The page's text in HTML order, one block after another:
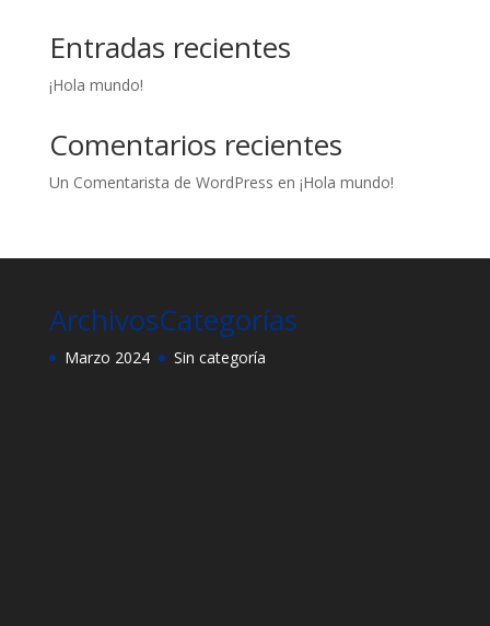
Entradas recientes
¡Hola mundo!
Comentarios recientes
Un Comentarista de WordPress en ¡Hola mundo!
Archivos
Marzo 2024
Categorías
Sin categoría